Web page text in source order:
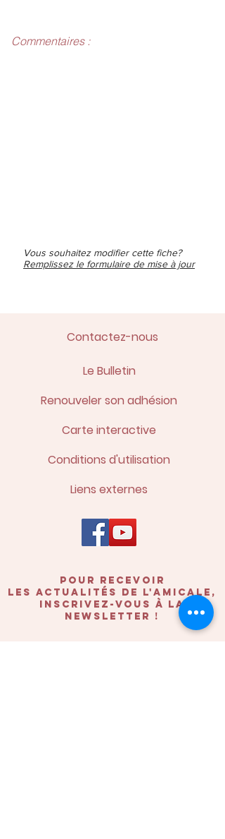
Commentaires :
Vous souhaitez modifier cette fiche?
Remplissez le formulaire de mise à jour
Contactez-nous
Le Bulletin
Renouveler son adhésion
Carte interactive
Conditions d'utilisation
Liens externes
POUR recevoir
les actualités de l'amicale,
inscrivez-vous à la
newsletter !